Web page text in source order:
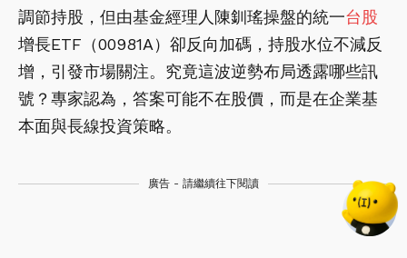
調節持股，但由基金經理人陳釧瑤操盤的統一台股
增長ETF（00981A）卻反向加碼，持股水位不減反
增，引發市場關注。究竟這波逆勢布局透露哪些訊
號？專家認為，答案可能不在股價，而是在企業基
本面與長線投資策略。
廣告 - 請繼續往下閱讀